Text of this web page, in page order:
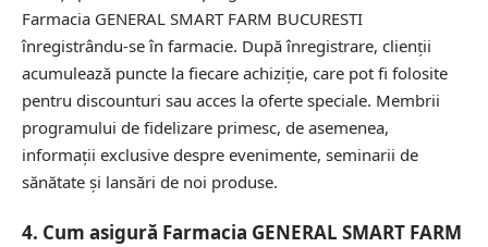
Farmacia GENERAL SMART FARM BUCURESTI
înregistrându-se în farmacie. După înregistrare, clienții
acumulează puncte la fiecare achiziție, care pot fi folosite
pentru discounturi sau acces la oferte speciale. Membrii
programului de fidelizare primesc, de asemenea,
informații exclusive despre evenimente, seminarii de
sănătate și lansări de noi produse.
4. Cum asigură Farmacia GENERAL SMART FARM